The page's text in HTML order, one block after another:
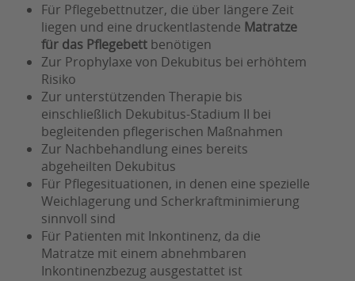
Für Pflegebettnutzer, die über längere Zeit
liegen und eine druckentlastende Matratze
für das Pflegebett benötigen
Zur Prophylaxe von Dekubitus bei erhöhtem
Risiko
Zur unterstützenden Therapie bis
einschließlich Dekubitus-Stadium II bei
begleitenden pflegerischen Maßnahmen
Zur Nachbehandlung eines bereits
abgeheilten Dekubitus
Für Pflegesituationen, in denen eine spezielle
Weichlagerung und Scherkraftminimierung
sinnvoll sind
Für Patienten mit Inkontinenz, da die
Matratze mit einem abnehmbaren
Inkontinenzbezug ausgestattet ist